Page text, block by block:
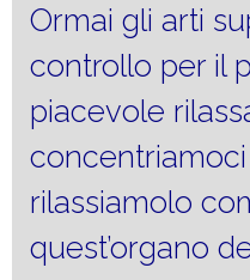
Ormai gli arti
controllo per il
piacevole
rilassiamolo
quest’organo